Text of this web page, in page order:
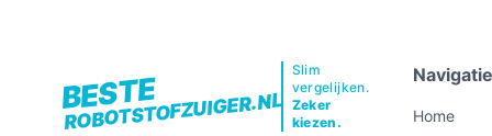
BESTE
ROBOTSTOFZUIGER.NL
Slim
vergelijken.
Zeker
kiezen.
Navigatie
Home